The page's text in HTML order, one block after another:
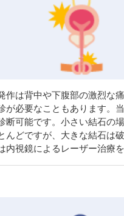
作は背中や下腹部の激烈な
が必要なこともあります。
断可能です。小さい結石の
んどですが、大きな結石は
内視鏡によるレーザー治療